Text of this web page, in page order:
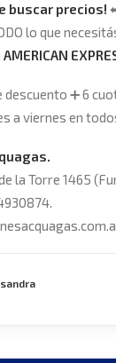
buscar precios!
lo que
AMERICAN
descuento ➕6
a viernes en
la Torre 1465